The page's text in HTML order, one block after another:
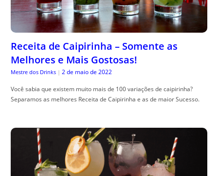
Receita de Caipirinha – Somente as
Melhores e Mais Gostosas!
Mestre dos Drinks | 2 de maio de 2022
Você sabia que existem muito mais de 100 variações de caipirinha?
Separamos as melhores Receita de Caipirinha e as de maior Sucesso.